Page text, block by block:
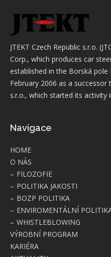
JTEKT Czech Republic s.r.o.
Corp., which produces car
established in the Borská
February 2006 as a
s.r.o., which started its activity
Navigace
HOME
O NÁS
FILOZOFIE
POLITIKA JAKOSTI
BOZP POLITIKA
ENVIROMENTÁLNÍ
WHISTLEBLOWING
VÝROBNÍ PROGRAM
KARIÉRA